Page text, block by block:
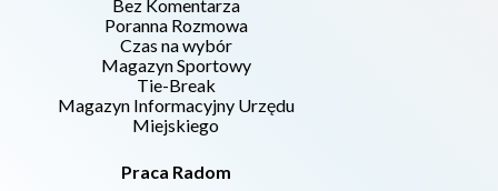
Bez Komentarza
Poranna Rozmowa
Czas na wybór
Magazyn Sportowy
Tie-Break
Magazyn Informacyjny Urzędu
Miejskiego
Praca Radom